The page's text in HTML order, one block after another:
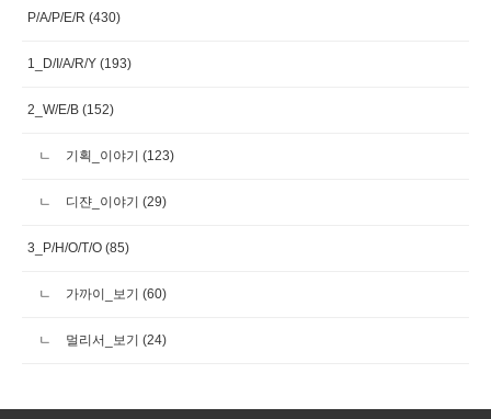
P/A/P/E/R (430)
1_D/I/A/R/Y (193)
2_W/E/B (152)
기획_이야기 (123)
디쟌_이야기 (29)
3_P/H/O/T/O (85)
가까이_보기 (60)
멀리서_보기 (24)